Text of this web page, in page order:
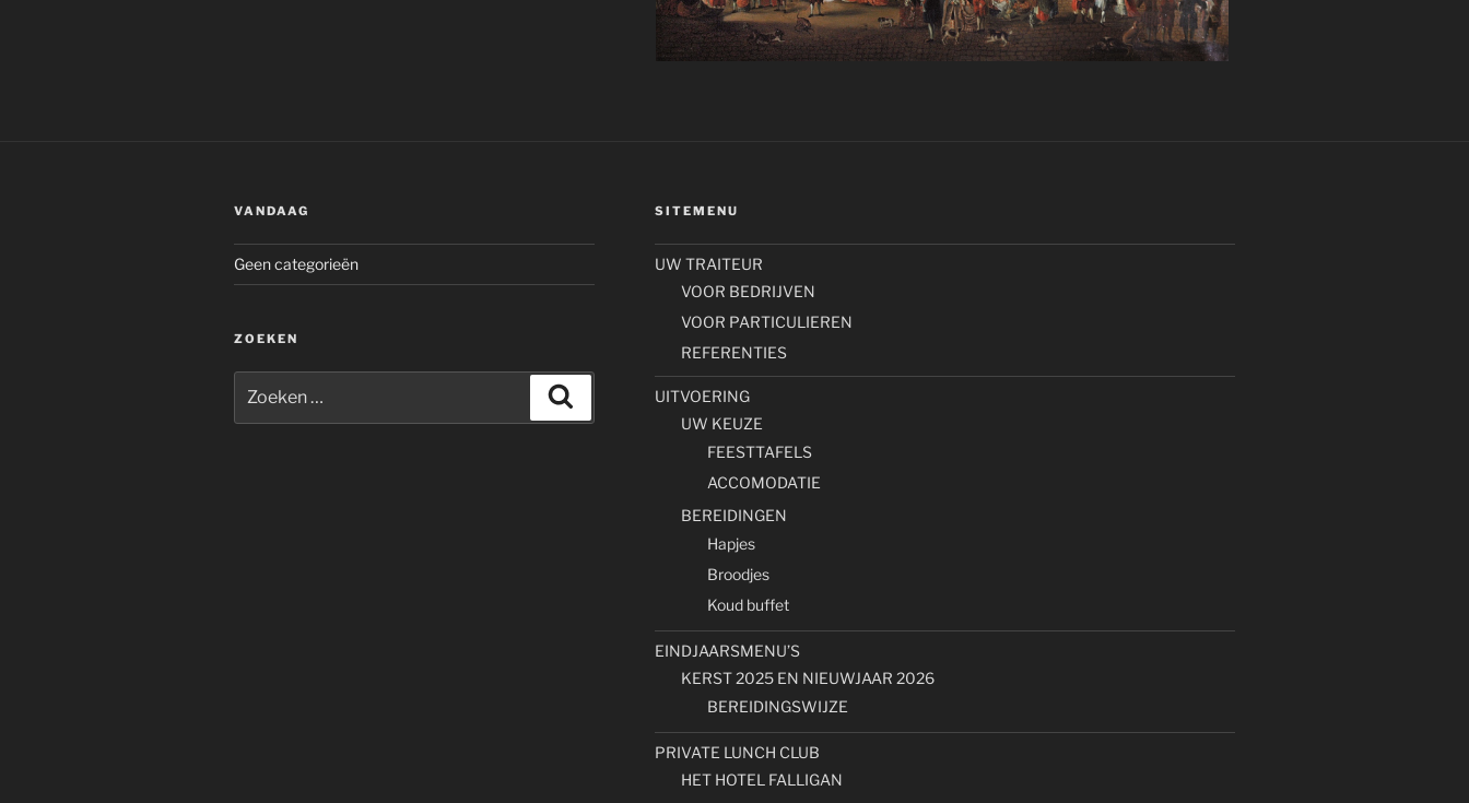
VANDAAG
Geen categorieën
ZOEKEN
naar:
SITEMENU
UW TRAITEUR
VOOR BEDRIJVEN
VOOR PARTICULIEREN
REFERENTIES
UITVOERING
UW KEUZE
FEESTTAFELS
ACCOMODATIE
BEREIDINGEN
Hapjes
Broodjes
Koud buffet
EINDJAARSMENU’S
KERST 2025 EN NIEUWJAAR 2026
BEREIDINGSWIJZE
PRIVATE LUNCH CLUB
HET HOTEL FALLIGAN